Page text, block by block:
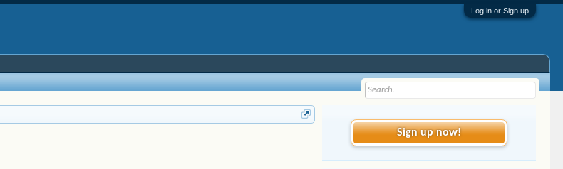
Log in or Sign up
Sign up now!